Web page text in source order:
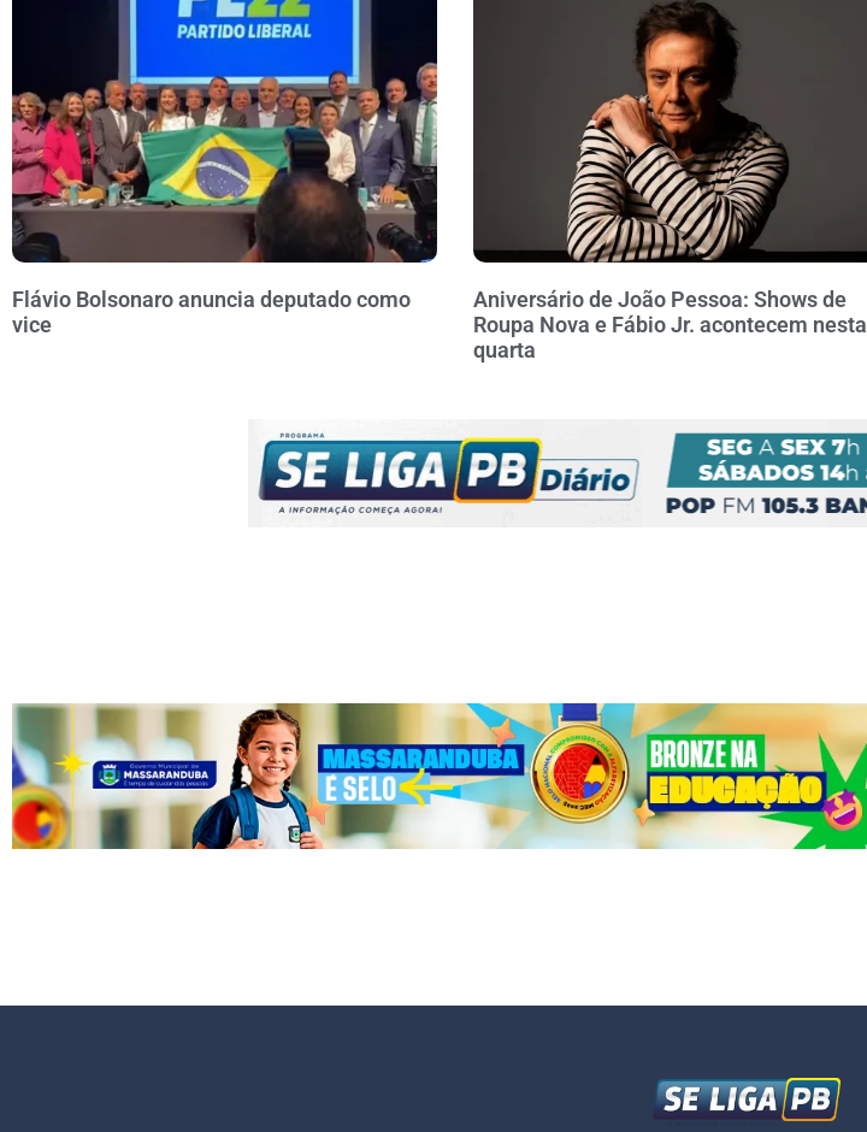
Flávio Bolsonaro anuncia deputado como
vice
Aniversário de João Pessoa: Shows de
Roupa Nova e Fábio Jr. acontecem nesta
quarta